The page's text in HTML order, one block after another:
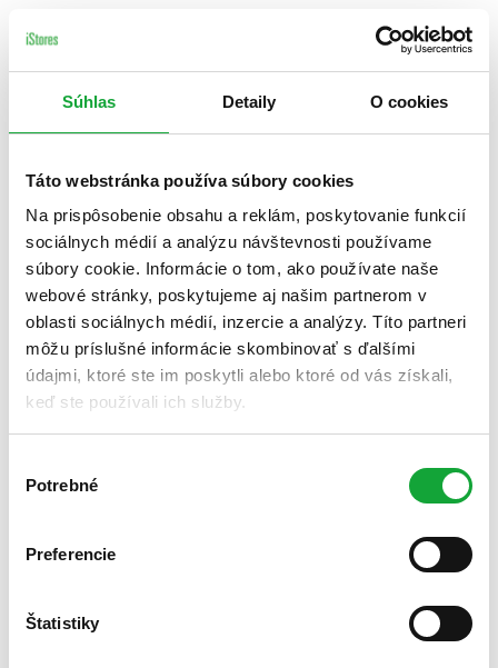
Súhlas Detaily O cookies
Táto webstránka používa súbory cookies
Na prispôsobenie obsahu a reklám, poskytovanie funkcií
sociálnych médií a analýzu návštevnosti používame
súbory cookie. Informácie o tom, ako používate naše
webové stránky, poskytujeme aj našim partnerom v
oblasti sociálnych médií, inzercie a analýzy. Títo partneri
môžu príslušné informácie skombinovať s ďalšími
údajmi, ktoré ste im poskytli alebo ktoré od vás získali,
keď ste používali ich služby.
súhlasu
Potrebné
Preferencie
Štatistiky